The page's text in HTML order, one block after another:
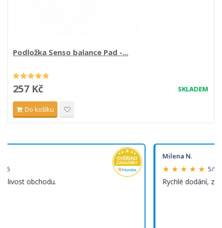
Podložka Senso balance Pad -...
SKLADEM
257 Kč
Do košíku
Rychlé dodání, zboží kvalitní za dobrou cenu.